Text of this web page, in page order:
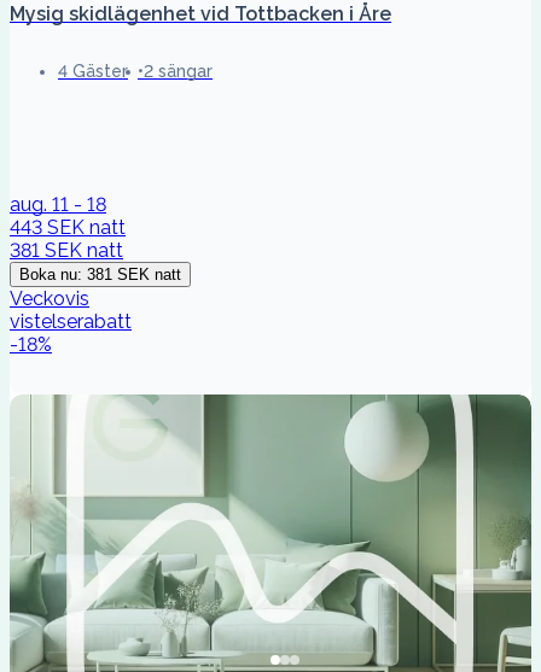
Mysig skidlägenhet vid Tottbacken i Åre
4 Gäster 2 sängar
aug. 11 - 18
443 SEK natt
381 SEK natt
Boka nu: 381 SEK natt
Veckovis
vistelserabatt
-18%